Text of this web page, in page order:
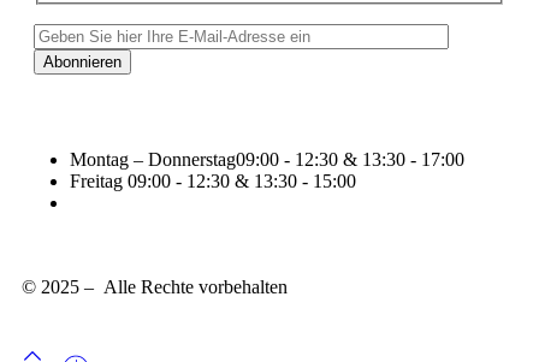
Montag – Donnerstag09:00 - 12:30 & 13:30 - 17:00
Freitag 09:00 - 12:30 & 13:30 - 15:00
© 2025 – Alle Rechte vorbehalten